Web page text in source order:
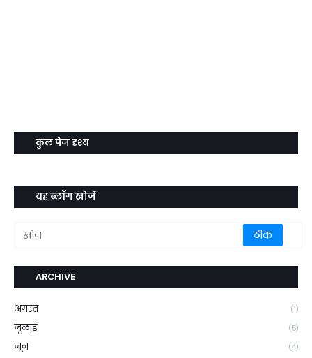
कुल पेज दृश्य
यह ब्लॉग खोजें
ARCHIVE
अगस्त (1)
जुलाई (5)
जून (4)